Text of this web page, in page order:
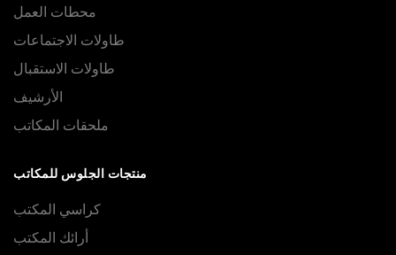
محطات العمل
طاولات الاجتماعات
طاولات الاستقبال
الأرشيف
ملحقات المكاتب
منتجات الجلوس للمكاتب
كراسي المكتب
أرائك المكتب